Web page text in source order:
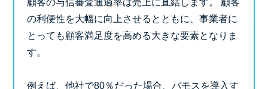
顧客の与信審査通過率は売上に直結します。
顧客
の利便性を大幅に向上させるとともに、事業者に
とっても顧客満足度を高める大きな要素となりま
す。
例えば、他社で80％だった場合、バモスを導入す